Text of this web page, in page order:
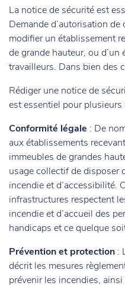
La notice de sécurité est
Demande d’autorisation de
modifier un établissement
de grande hauteur, ou
travailleurs. Dans bien des
Rédiger une notice de
est essentiel pour plusieurs
Conformité légale : De
aux établissements
immeubles de grandes
usage collectif de disposer
incendie et d’accessibilité.
infrastructures respectent
incendie et d’accueil des
handicaps et ce quelque
Prévention et protection :
décrit les mesures
prévenir les incendies,